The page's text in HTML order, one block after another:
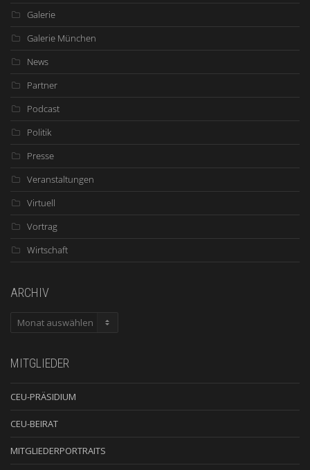
Galerie
Galerie München
News
Partner
Podcast
Politik
Presse
Veranstaltungen
Virtuell
Vortrag
Wirtschaft
ARCHIV
ARCHIV
MITGLIEDER
CEU-PRÄSIDIUM
CEU-BEIRAT
MITGLIEDERPORTRAITS